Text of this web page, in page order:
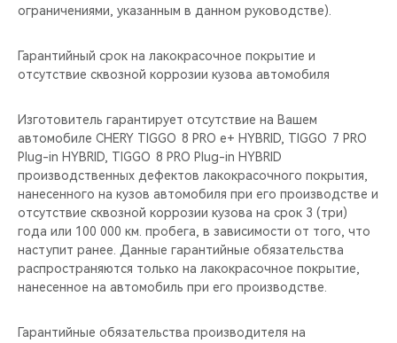
ограничениями, указанным в данном руководстве).
Гарантийный срок на лакокрасочное покрытие и
отсутствие сквозной коррозии кузова автомобиля
Изготовитель гарантирует отсутствие на Вашем
автомобиле CHERY TIGGO 8 PRO е+ HYBRID, TIGGO 7 PRO
Plug-in HYBRID, TIGGO 8 PRO Plug-in HYBRID
производственных дефектов лакокрасочного покрытия,
нанесенного на кузов автомобиля при его производстве и
отсутствие сквозной коррозии кузова на срок 3 (три)
года или 100 000 км. пробега, в зависимости от того, что
наступит ранее. Данные гарантийные обязательства
распространяются только на лакокрасочное покрытие,
нанесенное на автомобиль при его производстве.
Гарантийные обязательства производителя на